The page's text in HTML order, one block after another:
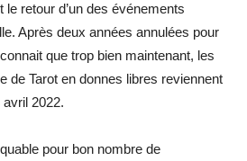
le retour d’un des événements
Après deux années annulées pour
que trop bien maintenant, les
de Tarot en donnes libres reviennent
2022.
pour bon nombre de